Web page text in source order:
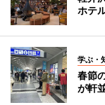
ホテ
学ぶ・
春節
が軒